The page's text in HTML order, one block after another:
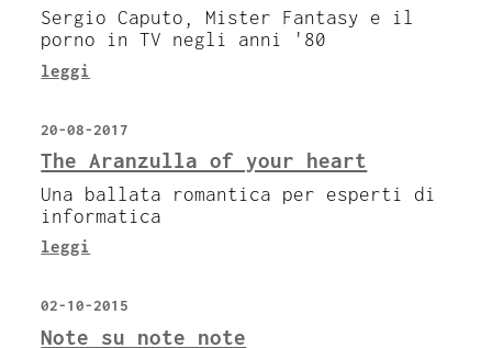
Sergio Caputo, Mister Fantasy e il
porno in TV negli anni '80
leggi
20-08-2017
The Aranzulla of your heart
Una ballata romantica per esperti di
informatica
leggi
02-10-2015
Note su note note